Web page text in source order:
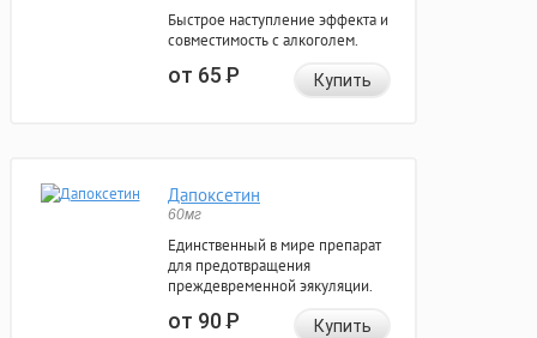
Быстрое наступление эффекта и
совместимость с алкоголем.
от 65Р Купить
Дапоксетин
60мг
Единственный в мире препарат
для предотвращения
преждевременной эякуляции.
от 90Р Купить